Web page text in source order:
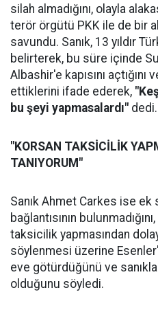
silah almadığını, olayla
terör örgütü PKK ile de bir
savundu. Sanık, 13 yıldır
belirterek, bu süre içinde
Albashir'e kapısını
ettiklerini ifade ederek,
bu şeyi yapmasalardı" dedi.
"KORSAN TAKSİCİLİK
TANIYORUM"
Sanık Ahmet Carkes ise ek
bağlantısının
taksicilik yapmasından
söylenmesi üzerine
eve götürdüğünü ve
olduğunu söyledi.